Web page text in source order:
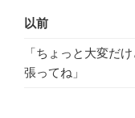
以前
「ちょっと大変だ
張ってね」